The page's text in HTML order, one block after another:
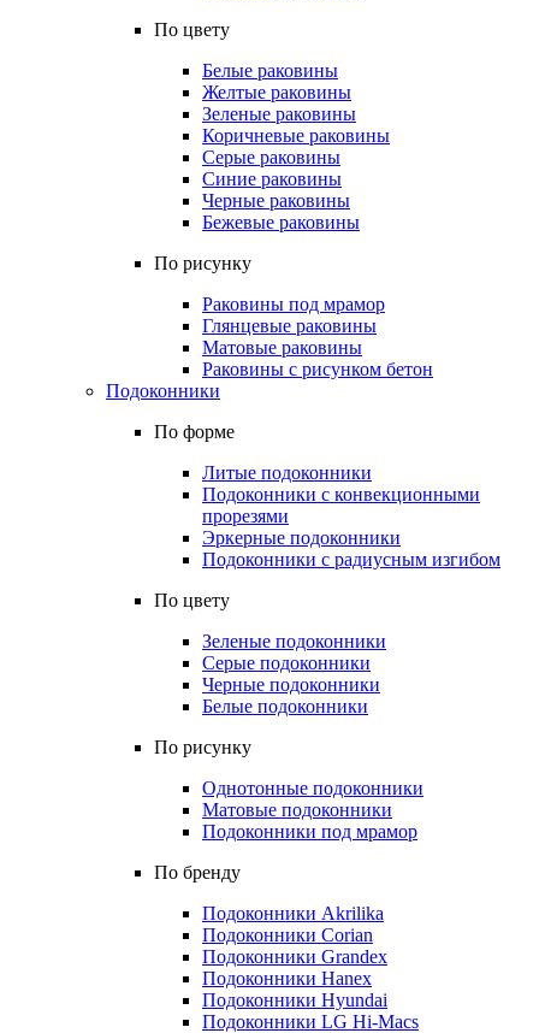
По цвету
Белые раковины
Желтые раковины
Зеленые раковины
Коричневые раковины
Серые раковины
Синие раковины
Черные раковины
Бежевые раковины
По рисунку
Раковины под мрамор
Глянцевые раковины
Матовые раковины
Раковины с рисунком бетон
Подоконники
По форме
Литые подоконники
Подоконники с конвекционными
прорезями
Эркерные подоконники
Подоконники с радиусным изгибом
По цвету
Зеленые подоконники
Серые подоконники
Черные подоконники
Белые подоконники
По рисунку
Однотонные подоконники
Матовые подоконники
Подоконники под мрамор
По бренду
Подоконники Akrilika
Подоконники Corian
Подоконники Grandex
Подоконники Hanex
Подоконники Hyundai
Подоконники LG Hi-Macs